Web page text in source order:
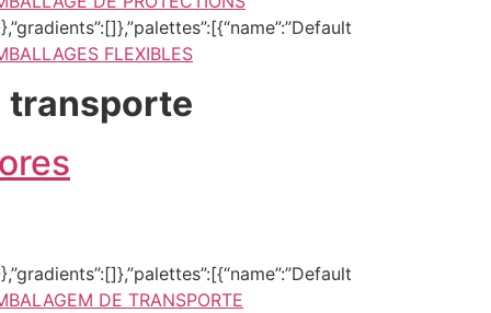
FLEXIBLES
transporte
DE TRANSPORTE